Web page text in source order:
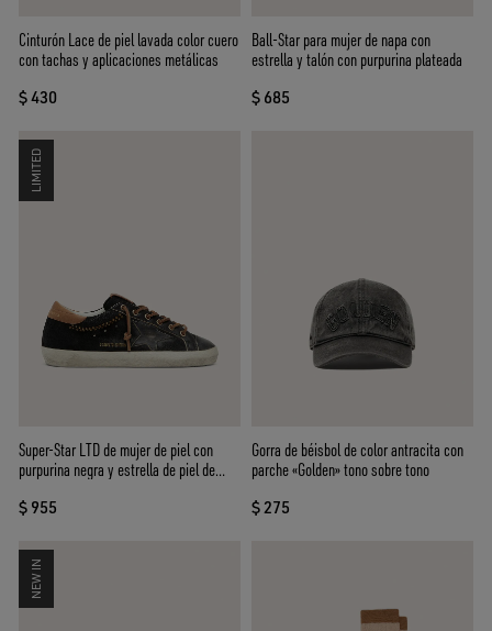
Cinturón Lace de piel lavada color cuero
con tachas y aplicaciones metálicas
$ 430
Ball-Star para mujer de napa con
estrella y talón con purpurina plateada
$ 685
LIMITED
Super-Star LTD de mujer de piel con
purpurina negra y estrella de piel de
$ 955
Gorra de béisbol de color antracita con
parche «Golden» tono sobre tono
$ 275
NEW IN